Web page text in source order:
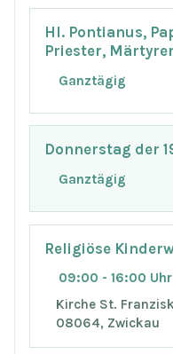
Hl. Pontianus,
Priester,
Ganztägig
Donnerstag der
Ganztägig
Religiöse
09:00 - 16:00 Uhr
Kirche St.
08064, Zwickau